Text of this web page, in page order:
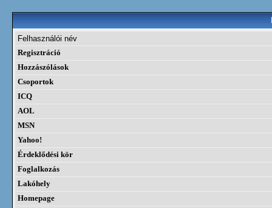
Felhasználói név
Regisztráció
Hozzászólások
Csoportok
ICQ
AOL
MSN
Yahoo!
Érdeklődési kör
Foglalkozás
Lakóhely
Homepage